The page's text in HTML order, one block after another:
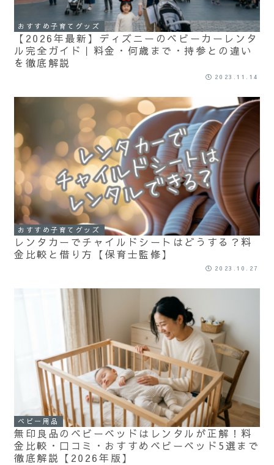
おすすめ子育てグッズ
【2026年最新】ディズニーのベビーカーレンタ
ル完全ガイド｜料金・何歳まで・持参との違い
を徹底解説
2023.11.14
おすすめ子育てグッズ
レンタカーでチャイルドシートはどうする？料
金比較と借り方【保育士監修】
2023.10.27
ベビー用品
無印良品のベビーベッドはレンタルが正解！料
金比較・口コミ・おすすめベビーベッド5選まで
徹底解説【2026年版】